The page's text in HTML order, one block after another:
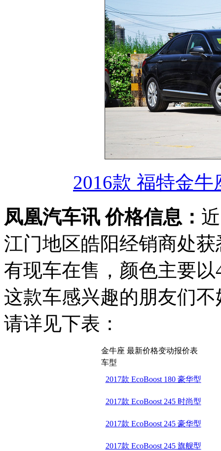
2016款 福特金牛
凤凰汽车讯 价格信息：
江门地区皓阳经销商处
有现车在售，颜色主要
这款车感兴趣的朋友们
请详见下表：
金牛座 最新价格变动报价表
车型
2017款 EcoBoost 180 豪华型
2017款 EcoBoost 245 时尚型
2017款 EcoBoost 245 豪华型
2017款 EcoBoost 245 旗舰型